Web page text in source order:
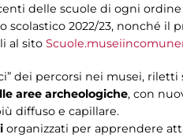
delle scuole di ogni
scolastico 2022/23, nonché il
al sito
dei percorsi nei musei,
aree archeologiche, con
diffuso e capillare.
organizzati per apprendere